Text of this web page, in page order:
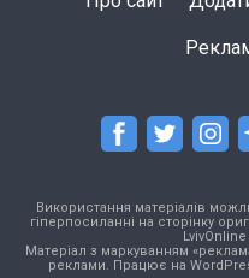
Використання матеріалів
гіперпосиланні на сторінку
Матеріал з маркуванням
реклами. Працює на